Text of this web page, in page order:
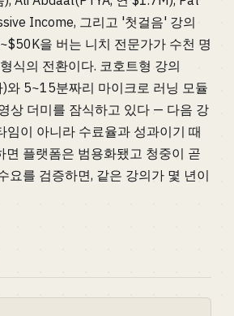
Income, 그리고 '첫걸음' 강의
을 버는 니치 전문가가 수천 명
식의 전환이다. 코호트형 강의
와 5~15분짜리 마이크로 러닝 모듈
상 더미를 잠식하고 있다 — 다음 강
임이 아니라 수료율과 성과이기 때
면 플랫폼은 범용화됐고 청중이 곧
요를 검증하면, 같은 강의가 몇 년이